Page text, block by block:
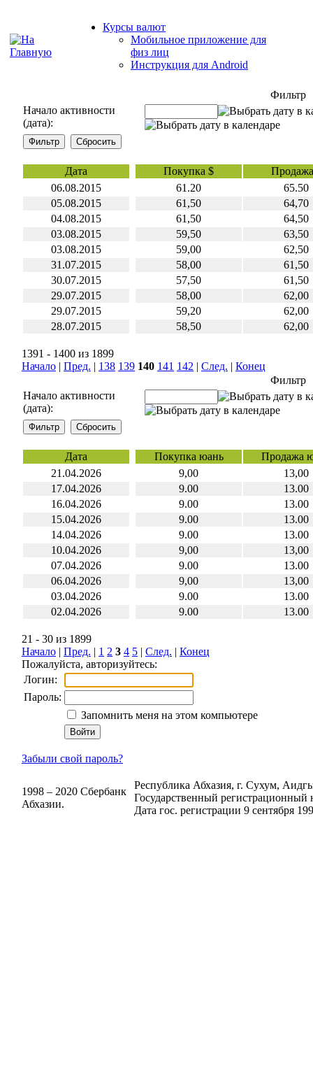
Курсы валют
Мобильное приложение для
физ лиц
Инструкция для Android
Фильтр
Начало активности
(дата):
Дата Покупка $
06.08.2015
61.20
65.50
05.08.2015
61,50
64,70
04.08.2015
61,50
64,50
03.08.2015
59,50
63,50
03.08.2015
59,00
62,50
31.07.2015
58,00
61,50
30.07.2015
57,50
61,50
29.07.2015
58,00
62,00
29.07.2015
59,20
62,00
28.07.2015
58,50 62,00
1391 - 1400 из 1899
Начало | Пред. | 138 139 140 141 142 | След. | Конец
Фильтр
Начало активности
(дата):
Дата Покупка юань
Продажа
21.04.2026
9,00
13,00
17.04.2026
9.00
13.00
16.04.2026
9.00
13.00
15.04.2026
9.00
13.00
14.04.2026
9.00
13.00
10.04.2026
9,00
13,00
07.04.2026
9.00
13.00
06.04.2026
9,00
13,00
03.04.2026
9.00
13.00
02.04.2026
9.00 13.00
21 - 30 из 1899
Начало | Пред. | 1 2 3 4 5 | След. | Конец
Пожалуйста, авторизуйтесь:
Логин:
Пароль:
Запомнить меня на этом компьютере
Забыли свой пароль?
1998 – 2020 Сбербанк
Абхазии.
Республика Абхазия, г. Сухум,
Государственный регистрационный
Дата гос. регистрации 9 сентября